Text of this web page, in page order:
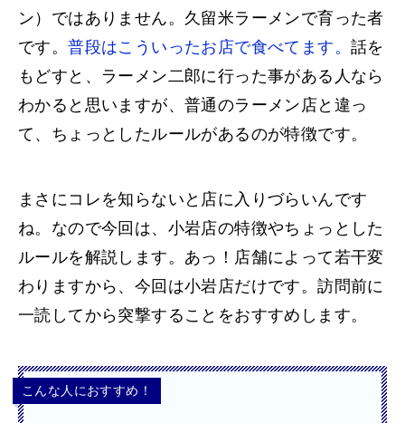
ン）ではありません。久留米ラーメンで育った者
です。普段はこういったお店で食べてます。話を
もどすと、ラーメン二郎に行った事がある人なら
わかると思いますが、普通のラーメン店と違っ
て、ちょっとしたルールがあるのが特徴です。
まさにコレを知らないと店に入りづらいんです
ね。なので今回は、小岩店の特徴やちょっとした
ルールを解説します。あっ！店舗によって若干変
わりますから、今回は小岩店だけです。訪問前に
一読してから突撃することをおすすめします。
こんな人におすすめ！